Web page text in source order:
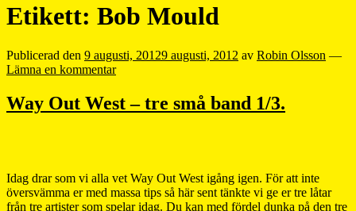
Etikett: Bob Mould
Publicerad den 9 augusti, 20129 augusti, 2012 av Robin Olsson —
Lämna en kommentar
Way Out West – tre små band 1/3.
Idag drar som vi alla vet Way Out West igång igen. För att inte
översvämma er med massa tips så här sent tänkte vi ge er tre låtar
från tre artister som spelar idag. Du kan med fördel dunka på den tre